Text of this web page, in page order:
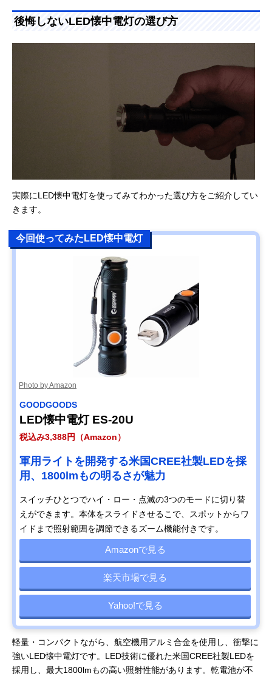
後悔しないLED懐中電灯の選び方
実際にLED懐中電灯を使ってみてわかった選び方をご紹介してい
きます。
今回使ってみたLED懐中電灯
Photo by Amazon
GOODGOODS
LED懐中電灯 ES-20U
税込み3,388円（Amazon）
軍用ライトを開発する米国CREE社製LEDを採
用、1800lmもの明るさが魅力
スイッチひとつでハイ・ロー・点滅の3つのモードに切り替
えができます。本体をスライドさせるこで、スポットからワ
イドまで照射範囲を調節できるズーム機能付きです。
Amazonで見る
楽天市場で見る
Yahoo!で見る
軽量・コンパクトながら、航空機用アルミ合金を使用し、衝撃に
強いLED懐中電灯です。LED技術に優れた米国CREE社製LEDを
採用し、最大1800lmもの高い照射性能があります。乾電池が不